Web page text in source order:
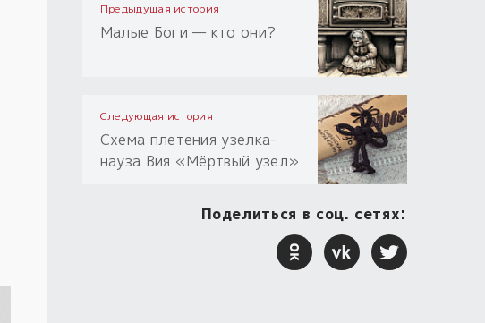
Предыдущая история
Малые Боги — кто они?
Следующая история
Схема плетения узелка-
науза Вия «Мёртвый узел»
Поделиться в соц. сетях: